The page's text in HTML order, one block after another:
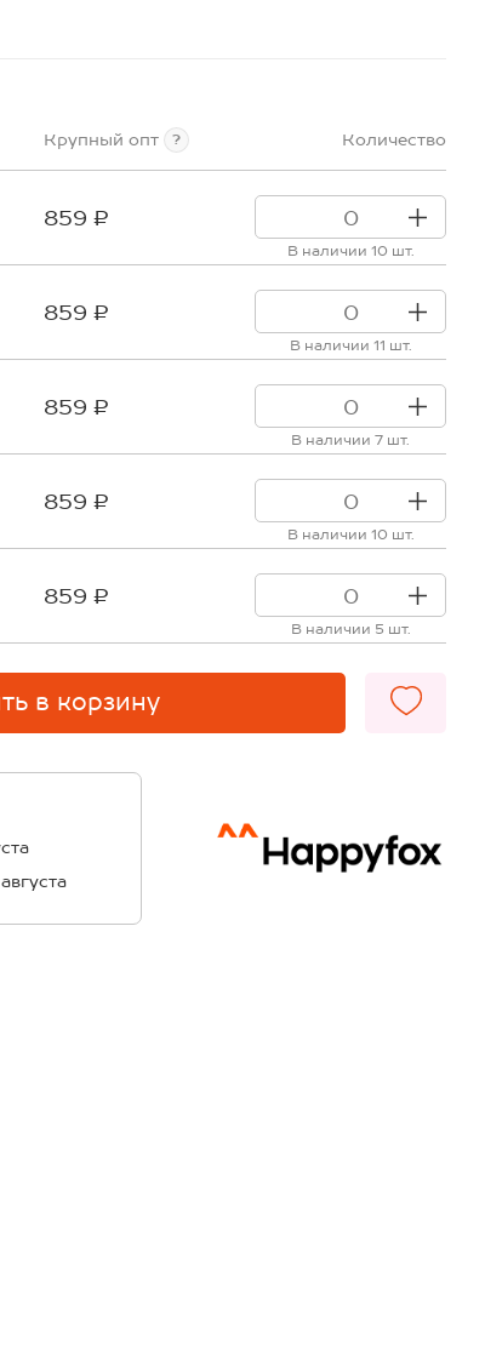
Крупный опт ? Количество
859 ₽
В наличии 10 шт.
859 ₽
В наличии 11 шт.
859 ₽
В наличии 7 шт.
859 ₽
В наличии 10 шт.
859 ₽
В наличии 5 шт.
в корзину